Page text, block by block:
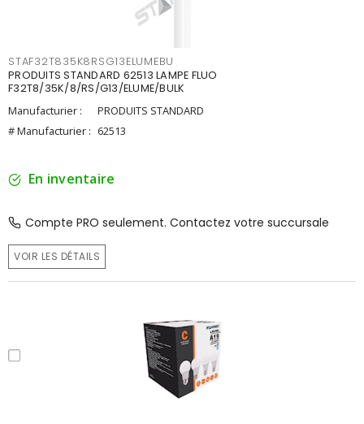
STAF32T835K8RSG13ELUMEBU
PRODUITS STANDARD 62513 LAMPE FLUO
F32T8/35K/8/RS/G13/ELUME/BULK
Manufacturier :
PRODUITS STANDARD
# Manufacturier : 62513
En inventaire
Compte PRO seulement. Contactez votre succursale
VOIR LES DÉTAILS